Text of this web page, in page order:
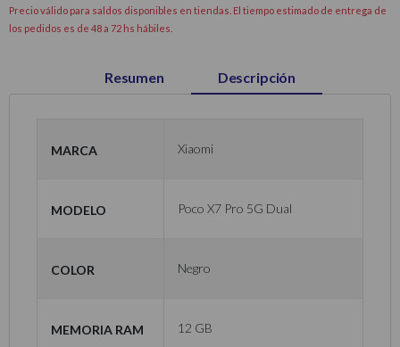
Precio válido para saldos disponibles en tiendas. El tiempo estimado de entrega de
los pedidos es de 48 a 72 hs hábiles.
Resumen Descripción
Marca Xiaomi
Modelo Poco X7 Pro 5G Dual
Color Negro
Memoria RAM 12 GB